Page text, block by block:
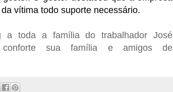
vítima todo suporte necessário.
a toda a família do trabalhador José
sua família e amigos de